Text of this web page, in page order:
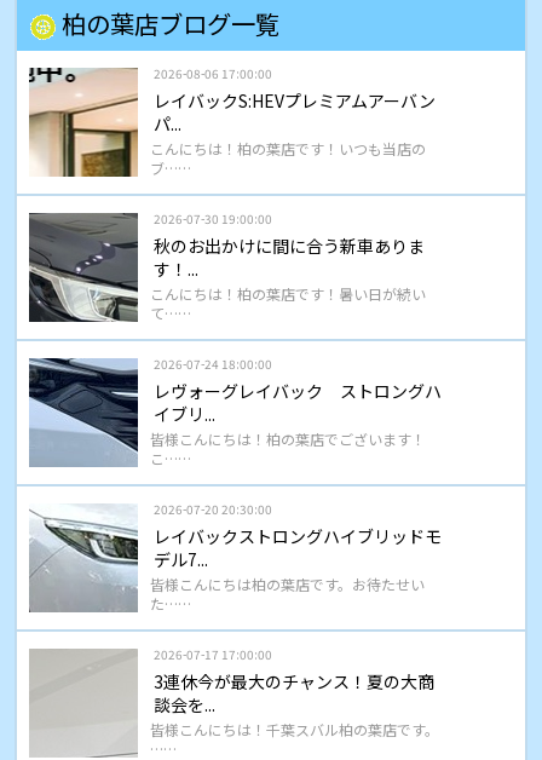
柏の葉店ブログ一覧
2026-08-06 17:00:00
レイバックS:HEVプレミアムアーバン
パ...
こんにちは！柏の葉店です！いつも当店の
ブ……
2026-07-30 19:00:00
秋のお出かけに間に合う新車ありま
す！...
こんにちは！柏の葉店です！暑い日が続い
て……
2026-07-24 18:00:00
レヴォーグレイバック ストロングハ
イブリ...
皆様こんにちは！柏の葉店でございます！
こ……
2026-07-20 20:30:00
レイバックストロングハイブリッドモ
デル7...
皆様こんにちは柏の葉店です。お待たせい
た……
2026-07-17 17:00:00
3連休今が最大のチャンス！夏の大商
談会を...
皆様こんにちは！千葉スバル柏の葉店です。
……